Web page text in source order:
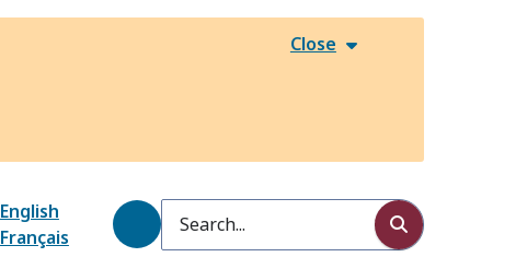
Close
English
Français
Search